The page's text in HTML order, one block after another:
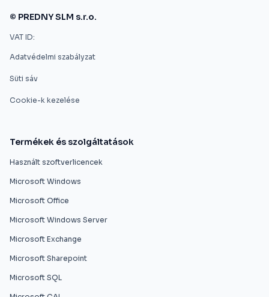
© PREDNY SLM s.r.o.
VAT ID:
Adatvédelmi szabályzat
Süti sáv
Cookie-k kezelése
Termékek és szolgáltatások
Használt szoftverlicencek
Microsoft Windows
Microsoft Office
Microsoft Windows Server
Microsoft Exchange
Microsoft Sharepoint
Microsoft SQL